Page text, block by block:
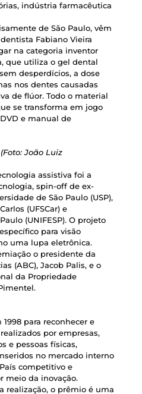
indústria farmacêutica
de São Paulo, vêm
Fabiano Vieira
na categoria inventor
que utiliza o gel dental
desperdícios, a dose
nos dentes causadas
de flúor. Todo o material
se transforma em jogo
e manual de
João Luiz
assistiva foi a
spin-off de ex-
de São Paulo (USP),
(UFSCar) e
(UNIFESP). O projeto
para visão
uma lupa eletrônica.
o presidente da
(ABC), Jacob Palis, e o
da Propriedade
para reconhecer e
por empresas,
e pessoas físicas,
no mercado interno
competitivo e
meio da inovação.
realização, o prêmio é uma